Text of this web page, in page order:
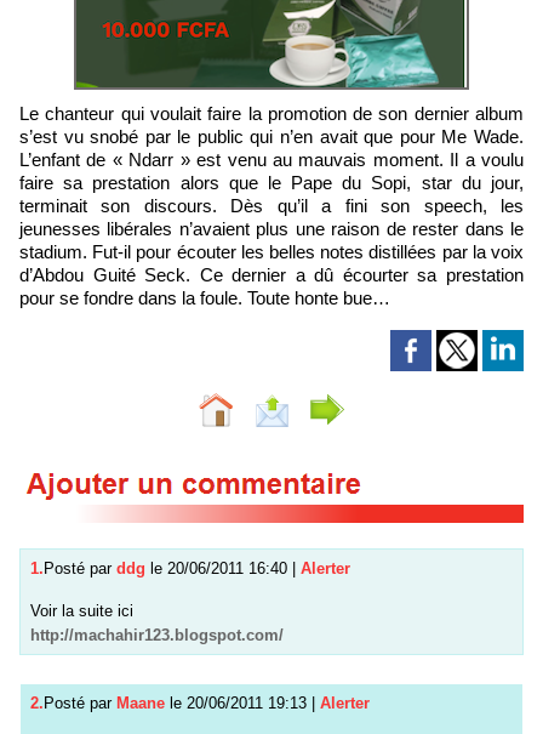
Le chanteur qui voulait faire la promotion de son dernier album
s’est vu snobé par le public qui n’en avait que pour Me Wade.
L’enfant de « Ndarr » est venu au mauvais moment. Il a voulu
faire sa prestation alors que le Pape du Sopi, star du jour,
terminait son discours. Dès qu’il a fini son speech, les
jeunesses libérales n’avaient plus une raison de rester dans le
stadium. Fut-il pour écouter les belles notes distillées par la voix
d’Abdou Guité Seck. Ce dernier a dû écourter sa prestation
pour se fondre dans la foule. Toute honte bue…
1. Posté par ddg le 20/06/2011 16:40 Alerter
Voir la suite ici
http://machahir123.blogspot.com/
2.Posté par Maane le 20/06/2011 19:13 | Alerter